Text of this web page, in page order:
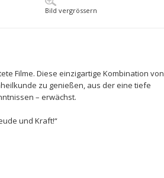
Bild vergrössern
Filme. Diese einzigartige Kombination von
zu genießen, aus der eine tiefe
– erwächst.
und Kraft!“